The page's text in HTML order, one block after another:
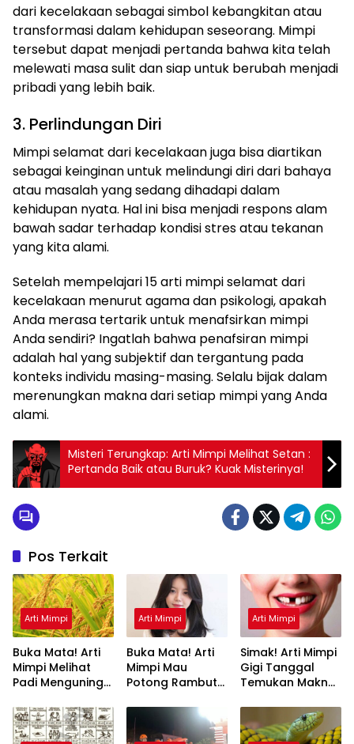
dari kecelakaan sebagai simbol kebangkitan atau
transformasi dalam kehidupan seseorang. Mimpi
tersebut dapat menjadi pertanda bahwa kita telah
melewati masa sulit dan siap untuk berubah menjadi
pribadi yang lebih baik.
3. Perlindungan Diri
Mimpi selamat dari kecelakaan juga bisa diartikan
sebagai keinginan untuk melindungi diri dari bahaya
atau masalah yang sedang dihadapi dalam
kehidupan nyata. Hal ini bisa menjadi respons alam
bawah sadar terhadap kondisi stres atau tekanan
yang kita alami.
Setelah mempelajari 15 arti mimpi selamat dari
kecelakaan menurut agama dan psikologi, apakah
Anda merasa tertarik untuk menafsirkan mimpi
Anda sendiri? Ingatlah bahwa penafsiran mimpi
adalah hal yang subjektif dan tergantung pada
konteks individu masing-masing. Selalu bijak dalam
merenungkan makna dari setiap mimpi yang Anda
alami.
Misteri Terungkap: Arti Mimpi Melihat Setan :
Pertanda Baik atau Buruk? Kuak Misterinya!
Pos Terkait
Arti Mimpi
Buka Mata! Arti
Mimpi Melihat
Padi Menguning
Diketahui
Arti Mimpi
Buka Mata! Arti
Mimpi Mau
Potong Rambut
Ini Penjelasannya
Arti Mimpi
Simak! Arti Mimpi
Gigi Tanggal
Temukan Makna